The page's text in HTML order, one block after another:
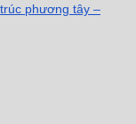
phương tây –